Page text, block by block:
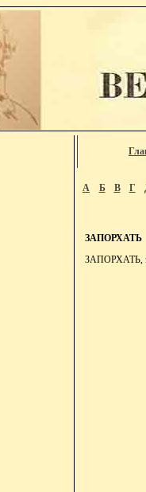
А Б В Г
ЗАПОРХАТЬ
ЗАПОРХАТЬ,